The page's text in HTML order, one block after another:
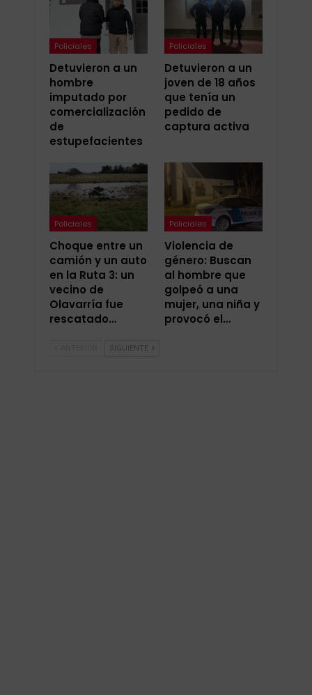
Policiales
Detuvieron a un
hombre
imputado por
comercialización
de
estupefacientes
Policiales
Detuvieron a un
joven de 18 años
que tenía un
pedido de
captura activa
Policiales
Choque entre un
camión y un auto
en la Ruta 3: un
vecino de
Olavarría fue
rescatado…
Policiales
Violencia de
género: Buscan
al hombre que
golpeó a una
mujer, una niña y
provocó el…
SIGUIENTE